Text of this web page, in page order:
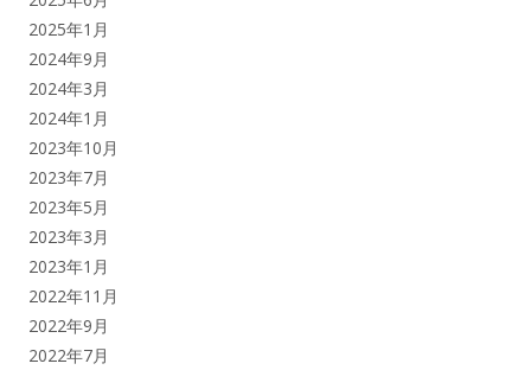
2025年1月
2024年9月
2024年3月
2024年1月
2023年10月
2023年7月
2023年5月
2023年3月
2023年1月
2022年11月
2022年9月
2022年7月